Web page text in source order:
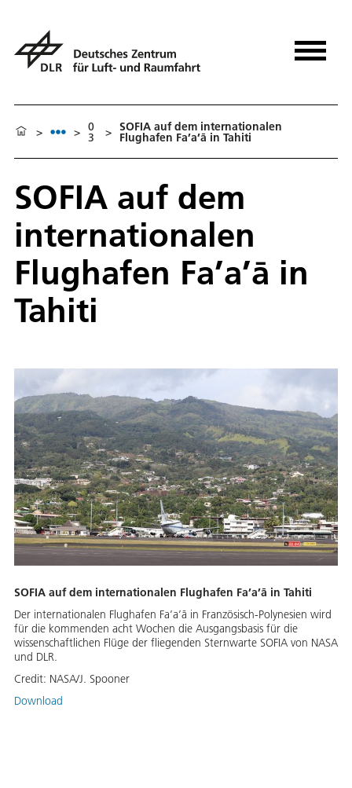
> > 0
3 > SOFIA auf dem internationalen
Flughafen Fa’a’ā in Tahiti
SOFIA auf dem
internationalen
Flughafen Fa’a’ā in
Tahiti
SOFIA auf dem internationalen Flughafen Fa’a’ā in Tahiti
Der internationalen Flughafen Fa’a’ā in Französisch-Polynesien wird
für die kommenden acht Wochen die Ausgangsbasis für die
wissenschaftlichen Flüge der fliegenden Sternwarte SOFIA von NASA
und DLR.
Credit: NASA/J. Spooner
Download